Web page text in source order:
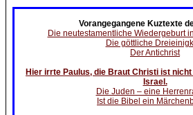
Vorangegangene Kuztexte
Die neutestamentliche Wiedergeburt
Die göttliche
Der Antichrist
Hier irrte Paulus, die Braut Christi ist
Israel.
Die Juden – eine
Ist die Bibel ein